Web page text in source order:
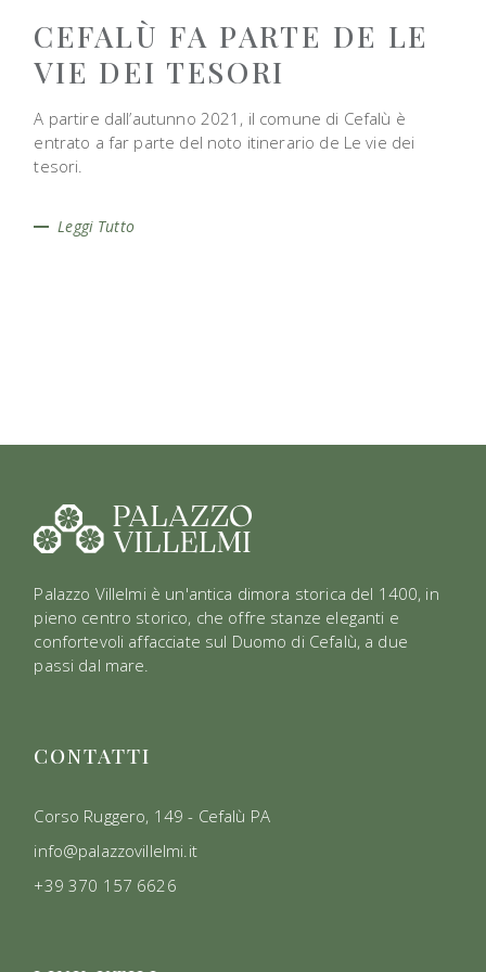
CEFALÙ FA PARTE DE LE
VIE DEI TESORI
A partire dall’autunno 2021, il comune di Cefalù è
entrato a far parte del noto itinerario de Le vie dei
tesori.
Leggi Tutto
Palazzo Villelmi è un'antica dimora storica del 1400, in
pieno centro storico, che offre stanze eleganti e
confortevoli affacciate sul Duomo di Cefalù, a due
passi dal mare.
CONTATTI
Corso Ruggero, 149 - Cefalù PA
info@palazzovillelmi.it
+39 370 157 6626